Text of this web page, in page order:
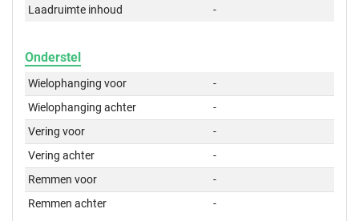
Laadruimte inhoud
-
Onderstel
Wielophanging voor
-
Wielophanging achter
-
Vering voor
-
Vering achter
-
Remmen voor
-
Remmen achter
-